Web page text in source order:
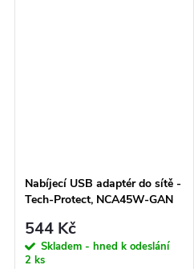
Nabíjecí USB adaptér do sítě -
Tech-Protect, NCA45W-GAN
kabel
544 Kč
Skladem - hned k odeslání
2 ks